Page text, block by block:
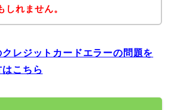
しれません。
クレジットカードエラーの問題を
こちら